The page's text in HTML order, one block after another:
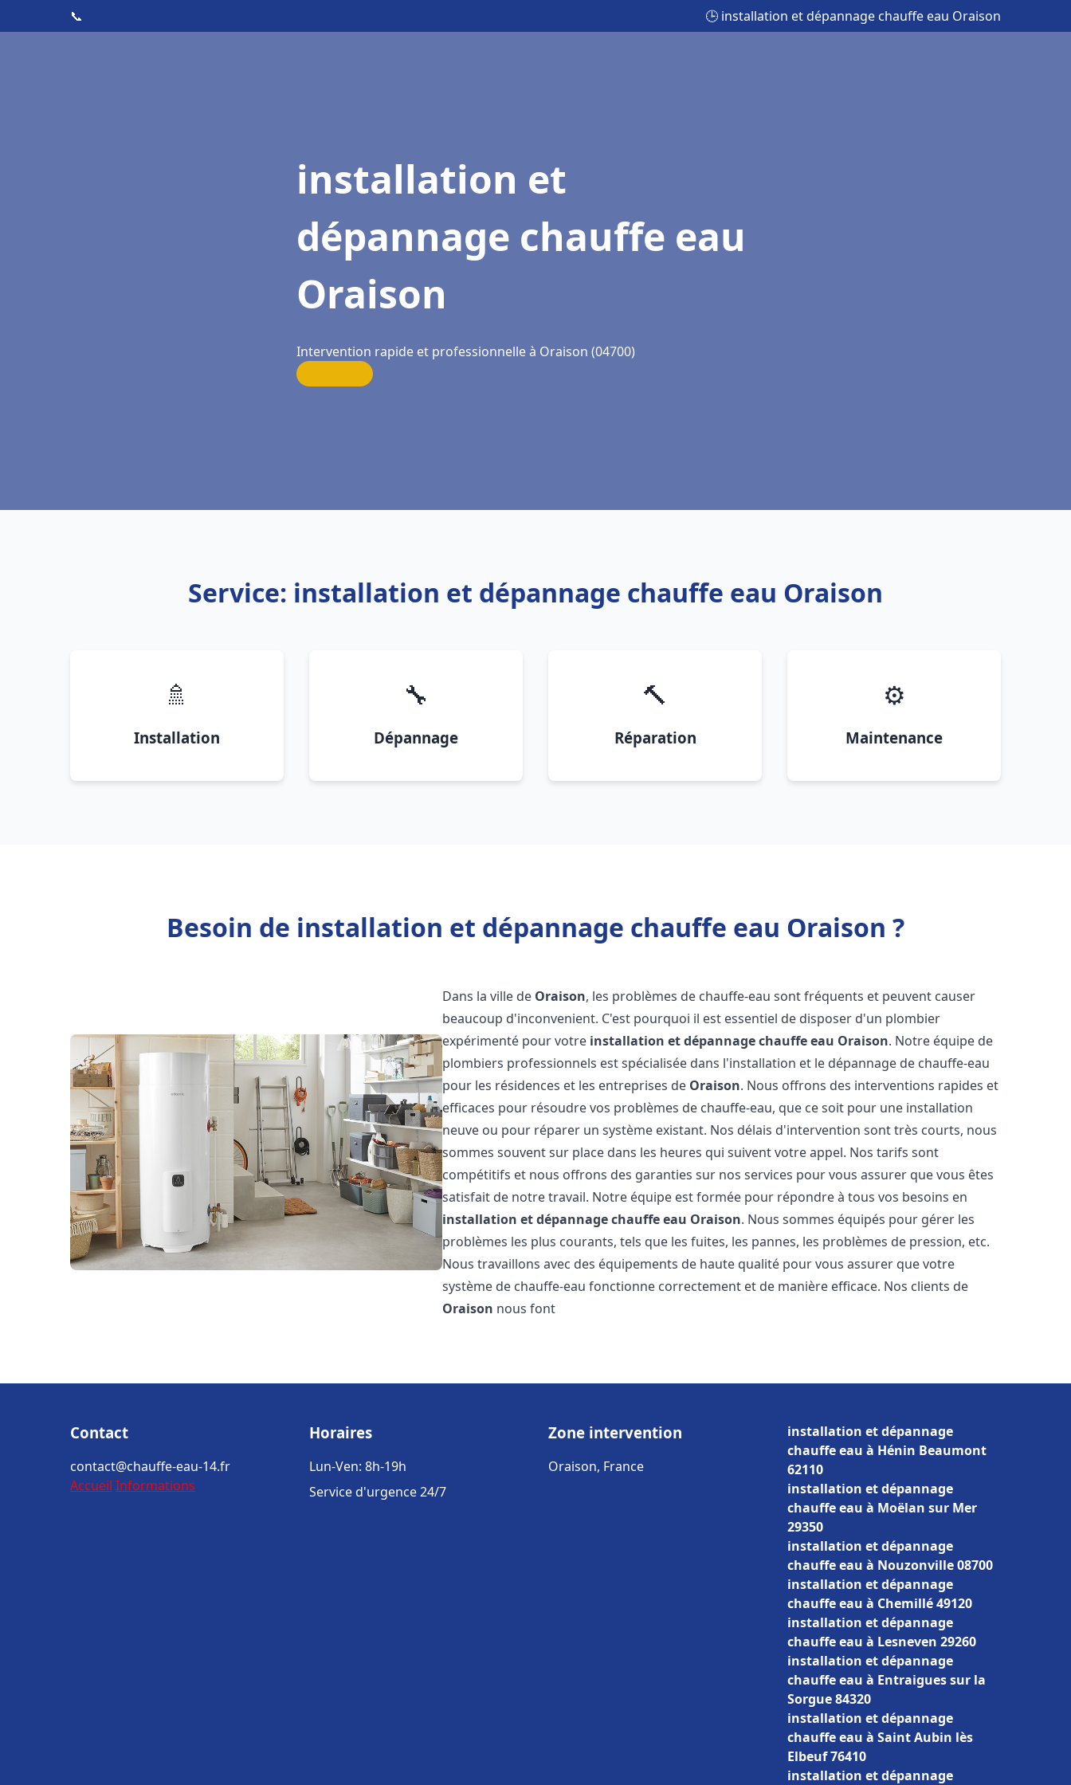
📞 🕒 installation et dépannage chauffe eau Oraison
installation et
dépannage chauffe eau
Oraison
Intervention rapide et professionnelle à Oraison (04700)
Service: installation et dépannage chauffe eau Oraison
🚿
Installation
🔧
Dépannage
🔨
Réparation
⚙️
Maintenance
Besoin de installation et dépannage chauffe eau Oraison ?
Dans la ville de Oraison, les problèmes de chauffe-eau sont fréquents et peuvent causer
beaucoup d'inconvenient. C'est pourquoi il est essentiel de disposer d'un plombier
expérimenté pour votre installation et dépannage chauffe eau Oraison. Notre équipe de
plombiers professionnels est spécialisée dans l'installation et le dépannage de chauffe-eau
pour les résidences et les entreprises de Oraison. Nous offrons des interventions rapides et
efficaces pour résoudre vos problèmes de chauffe-eau, que ce soit pour une installation
neuve ou pour réparer un système existant. Nos délais d'intervention sont très courts, nous
sommes souvent sur place dans les heures qui suivent votre appel. Nos tarifs sont
compétitifs et nous offrons des garanties sur nos services pour vous assurer que vous êtes
satisfait de notre travail. Notre équipe est formée pour répondre à tous vos besoins en
installation et dépannage chauffe eau Oraison. Nous sommes équipés pour gérer les
problèmes les plus courants, tels que les fuites, les pannes, les problèmes de pression, etc.
Nous travaillons avec des équipements de haute qualité pour vous assurer que votre
système de chauffe-eau fonctionne correctement et de manière efficace. Nos clients de
Oraison nous font
Contact
contact@chauffe-eau-14.fr
Accueil Informations
Horaires
Lun-Ven: 8h-19h
Service d'urgence 24/7
Zone intervention
Oraison, France
installation et dépannage
chauffe eau à Hénin Beaumont
62110
installation et dépannage
chauffe eau à Moëlan sur Mer
29350
installation et dépannage
chauffe eau à Nouzonville 08700
installation et dépannage
chauffe eau à Chemillé 49120
installation et dépannage
chauffe eau à Lesneven 29260
installation et dépannage
chauffe eau à Entraigues sur la
Sorgue 84320
installation et dépannage
chauffe eau à Saint Aubin lès
Elbeuf 76410
installation et dépannage